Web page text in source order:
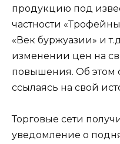
продукцию под
частности
«Век буржуазии» и
изменении цен на
повышения. Об этом
ссылаясь на свой
Торговые сети
уведомление о